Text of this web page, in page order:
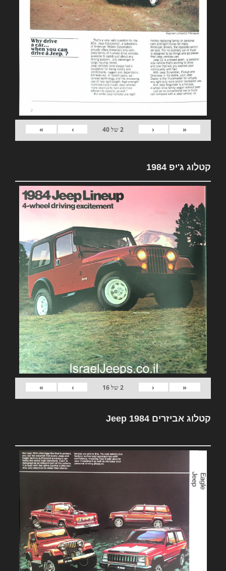
«
‹
2של40
›
»
קטלוג ג'יפ 1984
«
‹
2של16
›
»
קטלוג אביזרים Jeep 1984